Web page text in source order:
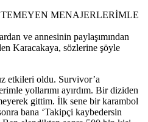
MENAJERLERİMLE
ve annesinin paylaşımından
Karacakaya, sözlerine şöyle
etkileri oldu. Survivor’a
yollarımı ayırdım. Bir diziden
gittim. İlk sene bir karambol
bana ‘Takipçi kaybedersin